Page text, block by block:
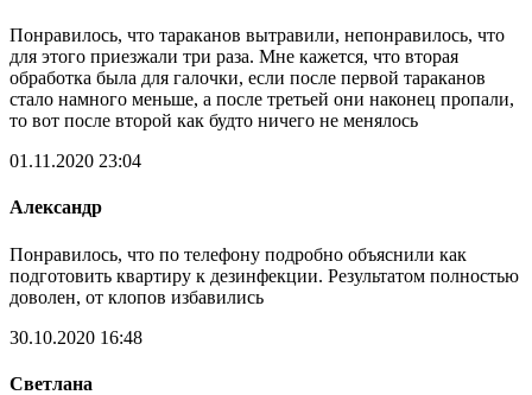
Понравилось, что тараканов вытравили, непонравилось, что
для этого приезжали три раза. Мне кажется, что вторая
обработка была для галочки, если после первой тараканов
стало намного меньше, а после третьей они наконец пропали,
то вот после второй как будто ничего не менялось
01.11.2020 23:04
Александр
Понравилось, что по телефону подробно объяснили как
подготовить квартиру к дезинфекции. Результатом полностью
доволен, от клопов избавились
30.10.2020 16:48
Светлана